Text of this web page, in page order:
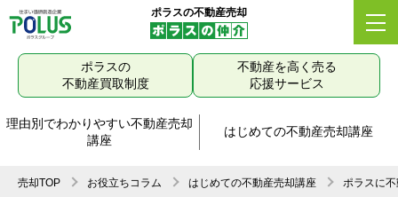
ポラスの不動産売却
ポラスの
不動産買取制度
不動産を高く売る
応援サービス
理由別でわかりやすい不動産売却
講座
はじめての不動産売却講座
売却TOP お役立ちコラム はじめての不動産売却講座 ポラスに